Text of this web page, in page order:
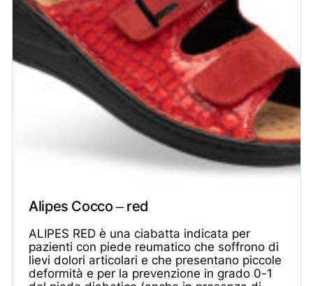
Alipes Cocco – red
ALIPES RED è una ciabatta indicata per
pazienti con piede reumatico che soffrono di
lievi dolori articolari e che presentano piccole
deformità e per la prevenzione in grado 0-1